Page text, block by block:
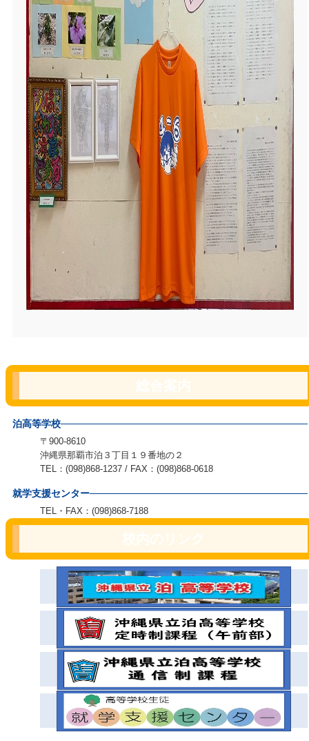
泊高等学校
〒900-8610
沖縄県那覇市泊３丁目１９番地の２
TEL：(098)868-1237 / FAX：(098)868-0618
就学支援センター
TEL・FAX：(098)868-7188